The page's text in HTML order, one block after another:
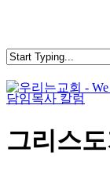
content
search
Menu
담임목사 칼럼
그리스